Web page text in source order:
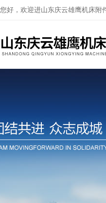
您好，欢迎进山东庆云雄鹰机床附